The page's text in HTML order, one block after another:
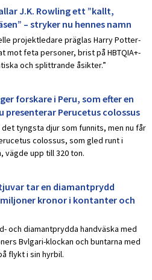
J.K. Rowling ett ”kallt,
– stryker nu hennes namn
projektledare präglas Harry Potter-
mot feta personer, brist på HBTQIA+-
och splittrande åsikter.”
forskare i Peru, som efter en
presenterar Perucetus colossus
tyngsta djur som funnits, men nu får
colossus, som gled runt i
vägde upp till 320 ton.
tar en diamantprydd
miljoner kronor i kontanter och
och diamantprydda handväska med
Bvlgari-klockan och buntarna med
flykt i sin hyrbil.